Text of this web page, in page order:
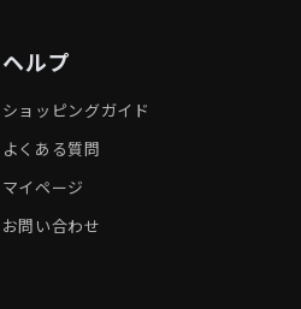
ヘルプ
ショッピングガイド
よくある質問
マイページ
お問い合わせ